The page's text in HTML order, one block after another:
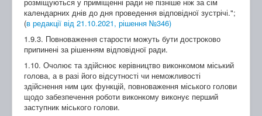
календарних днів до дня проведення відповідної зустрічі.";
(в редакції від 21.10.2021, рішення №346)
1.9.3. Повноваження старости можуть бути достроково
припинені за рішенням відповідної ради.
1.10. Очолює та здійснює керівництво виконкомом міський
голова, а в разі його відсутності чи неможливості
здійснення ним цих функцій, повноваження міського голови
щодо забезпечення роботи виконкому виконує перший
заступник міського голови.